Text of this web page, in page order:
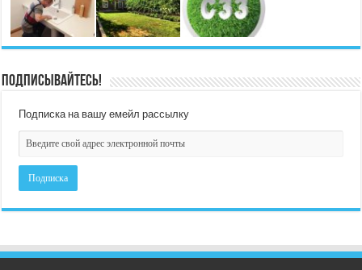
Подписывайтесь!
Подписка на вашу емейл рассылку